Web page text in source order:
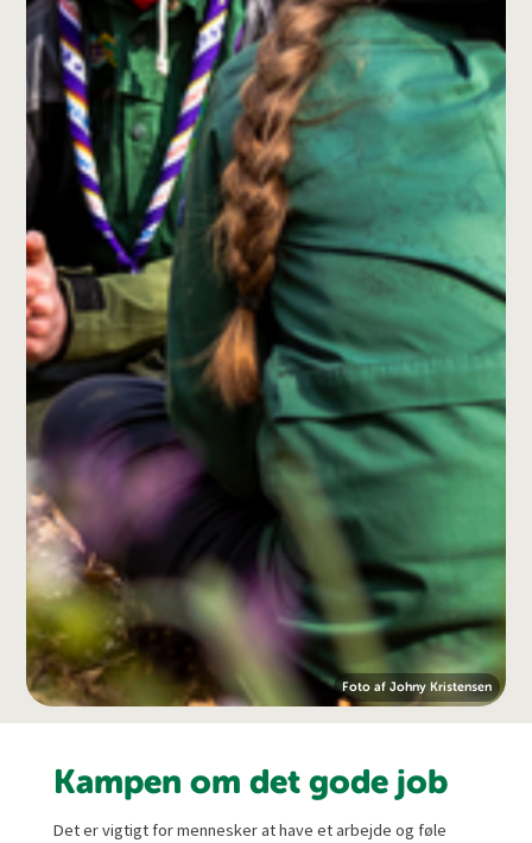
Foto af Johny Kristensen
Kampen om det gode job
Det er vigtigt for mennesker at have et arbejde og føle